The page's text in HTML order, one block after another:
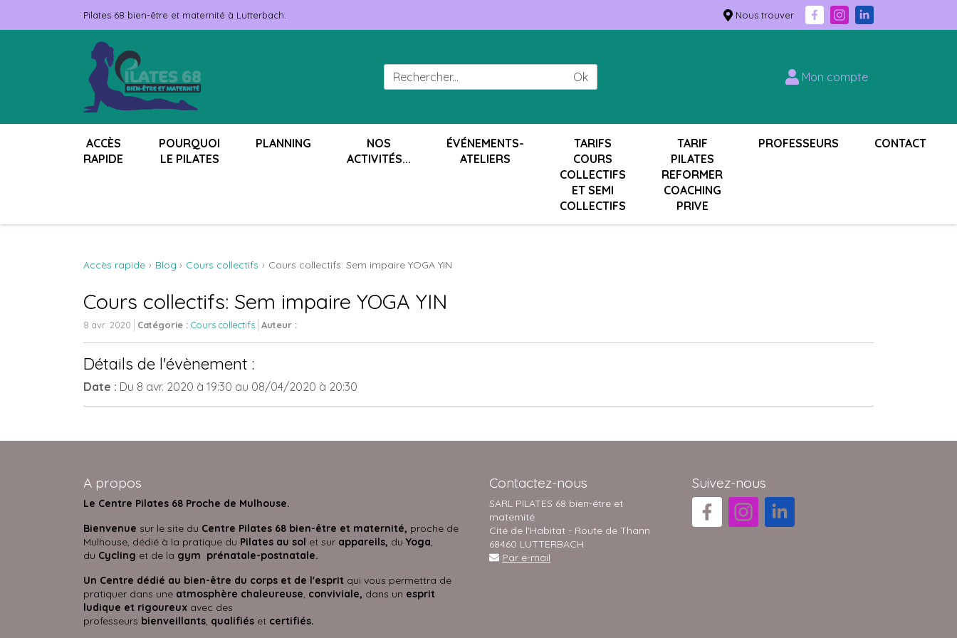
Pilates 68 bien-être et maternité à Lutterbach. Nous trouver
Ok Mon compte
ACCÈS
RAPIDE
POURQUOI
LE PILATES
PLANNING
NOS
ACTIVITÉS...
ÉVÉNEMENTS-
ATELIERS
TARIFS
COURS
COLLECTIFS
ET SEMI
COLLECTIFS
TARIF
PILATES
REFORMER
COACHING
PRIVE
PROFESSEURS CONTACT
Accès rapide Blog Cours collectifs Cours collectifs: Sem impaire YOGA YIN
Cours collectifs: Sem impaire YOGA YIN
8 avr. 2020 Catégorie : Cours collectifs Auteur :
Détails de l'évènement :
Date : Du 8 avr. 2020 à 19:30 au 08/04/2020 à 20:30
A propos
Le Centre Pilates 68 Proche de Mulhouse.
Bienvenue sur le site du Centre Pilates 68 bien-être et maternité, proche de
Mulhouse, dédié à la pratique du Pilates au sol et sur appareils, du Yoga,
du Cycling et de la gym prénatale-postnatale.
Un Centre dédié au bien-être du corps et de l'esprit qui vous permettra de
pratiquer dans une atmosphère chaleureuse, conviviale, dans un esprit
ludique et rigoureux avec des
professeurs bienveillants, qualifiés et certifiés.
Contactez-nous
SARL PILATES 68 bien-être et
maternité
Cité de l'Habitat - Route de Thann
68460 LUTTERBACH
Par e-mail
Suivez-nous